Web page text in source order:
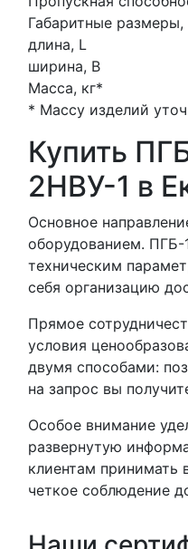
Габаритные
длина, L
ширина, B
Масса, кг*
* Массу изделий
Купить
2НВУ-1 в
Основное
оборудованием. ПГБ-
техническим
себя организацию
Прямое
условия
двумя способами:
на запрос вы
Особое внимание
развернутую
клиентам принимать
четкое соблюдение